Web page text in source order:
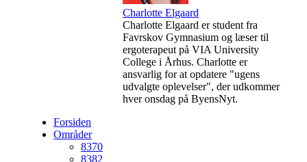
Charlotte Elgaard
Charlotte Elgaard er student fra
Favrskov Gymnasium og læser til
ergoterapeut på VIA University
College i Århus. Charlotte er
ansvarlig for at opdatere "ugens
udvalgte oplevelser", der udkommer
hver onsdag på ByensNyt.
Forsiden
Områder
8370
8382